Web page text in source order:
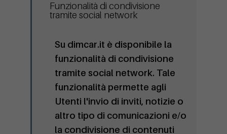
Funzionalità di condivisione
tramite social network
Su dimcar.it è disponibile la
funzionalità di condivisione
tramite social network. Tale
funzionalità permette agli
Utenti l'invio di inviti, notizie o
altro tipo di comunicazioni e/o
la condivisione di contenuti